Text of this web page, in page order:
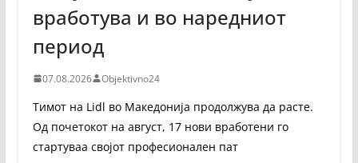
вработува и во наредниот
период
07.08.2026 Objektivno24
Тимот на Lidl во Македонија продолжува да расте.
Од почетокот на август, 17 нови вработени го
стартуваа својот професионален пат